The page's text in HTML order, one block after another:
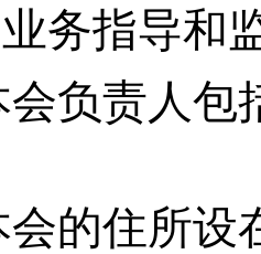
务指导和
会负责人包
会的住所设